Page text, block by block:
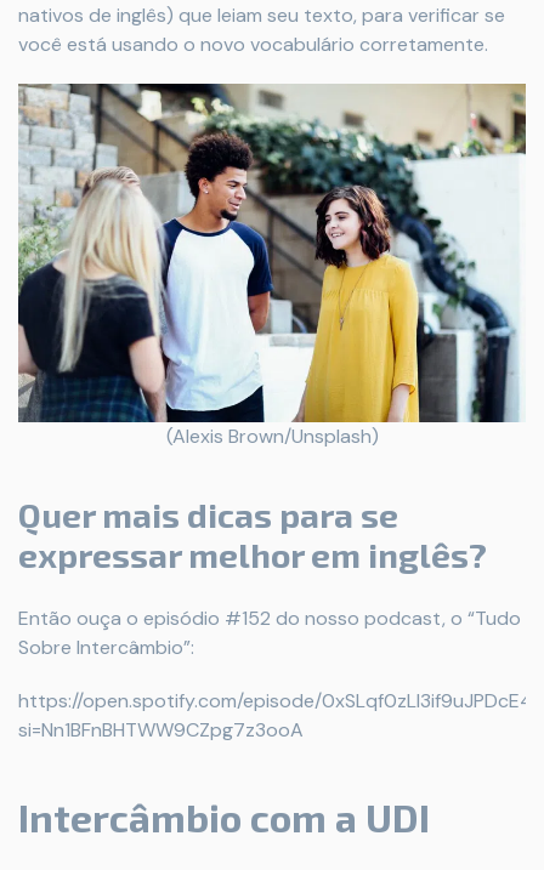
nativos de inglês) que leiam seu texto, para verificar se
você está usando o novo vocabulário corretamente.
(Alexis Brown/Unsplash)
Quer mais dicas para se
expressar melhor em inglês?
Então ouça o episódio #152 do nosso podcast, o “Tudo
Sobre Intercâmbio”:
https://open.spotify.com/episode/
si=Nn1BFnBHTWW9CZpg7z3ooA
Intercâmbio com a UDI